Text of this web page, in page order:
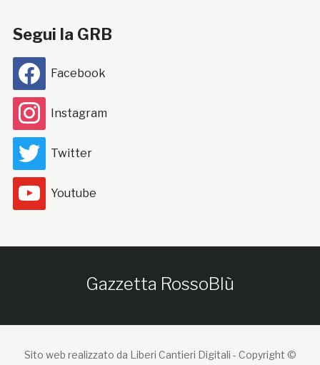
Segui la GRB
Facebook
Instagram
Twitter
Youtube
Gazzetta RossoBlù
Sito web realizzato da Liberi Cantieri Digitali - Copyright ©